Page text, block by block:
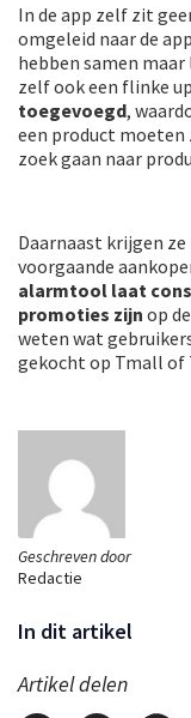
Geschreven door
Redactie
In dit artikel
Artikel delen
In de app zelf zit
omgeleid naar de
hebben samen
zelf ook een flinke
toegevoegd,
een product moeten
zoek gaan naar
Daarnaast krijgen
voorgaande
alarmtool laat
promoties zijn op
weten wat
gekocht op Tmall of